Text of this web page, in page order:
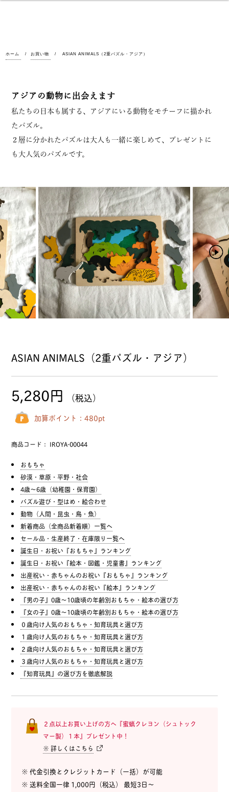
ホーム お買い物 ASIAN ANIMALS（2重パズル・アジア）
アジアの動物に出会えます
私たちの日本も属する、アジアにいる動物をモチーフに描かれ
たパズル。
２層に分かれたパズルは大人も一緒に楽しめて、プレゼントに
も大人気のパズルです。
ASIAN ANIMALS（2重パズル・アジア）
5,280円 （税込）
加算ポイント：480pt
商品コード： IROYA-00044
おもちゃ
砂漠・草原・平野・社会
4歳〜6歳（幼稚園・保育園）
パズル遊び・型はめ・絵合わせ
動物（人間・昆虫・鳥・魚）
新着商品（全商品新着順）一覧へ
セール品・生産終了・在庫限り一覧へ
誕生日・お祝い『おもちゃ』ランキング
誕生日・お祝い『絵本・図鑑・児童書』ランキング
出産祝い・赤ちゃんのお祝い『おもちゃ』ランキング
出産祝い・赤ちゃんのお祝い『絵本』ランキング
『男の子』0歳〜10歳頃の年齢別おもちゃ・絵本の選び方
『女の子』0歳〜10歳頃の年齢別おもちゃ・絵本の選び方
０歳向け人気のおもちゃ・知育玩具と選び方
１歳向け人気のおもちゃ・知育玩具と選び方
２歳向け人気のおもちゃ・知育玩具と選び方
３歳向け人気のおもちゃ・知育玩具と選び方
『知育玩具』の選び方を徹底解説
２点以上お買い上げの方へ『蜜蝋クレヨン（シュトック
マー製）１本』プレゼント中！
※ 詳しくはこちら
※ 代金引換とクレジットカード（一括）が可能
※ 送料全国一律 1,000円（税込） 最短3日〜